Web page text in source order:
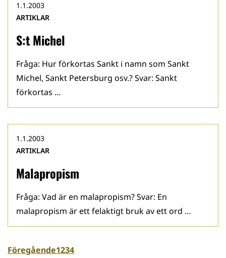
S:t Michel
1.1.2003
ARTIKLAR
Fråga: Hur förkortas Sankt i namn som Sankt
Michel, Sankt Petersburg osv.? Svar: Sankt
förkortas …
Malapropism
1.1.2003
ARTIKLAR
Fråga: Vad är en malapropism? Svar: En
malapropism är ett felaktigt bruk av ett ord …
Föregående1234